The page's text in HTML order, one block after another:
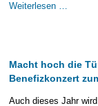
Weiterlesen …
Rutsch
ins
Macht hoch die
Benefizkonzert
Auch dieses Jahr